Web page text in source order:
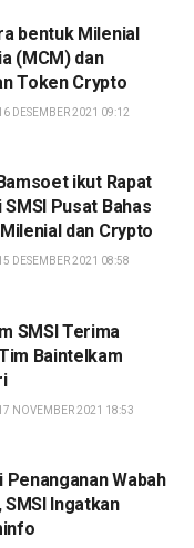
bentuk Milenial
(MCM) dan
Token Crypto
DESEMBER 2021 09:12
ikut Rapat
Pusat Bahas
dan Crypto
DESEMBER 2021 08:58
SMSI Terima
Baintelkam
NOVEMBER 2021 18:53
Penanganan Wabah
Ingatkan